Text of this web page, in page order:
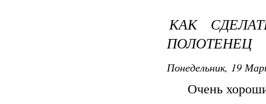
КАК
ПОЛОТЕНЕЦ
Понедельник, 19
Очень